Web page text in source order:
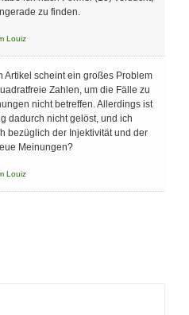
zu finden.
Louiz
Artikel scheint ein großes Problem
Zahlen, um die Fälle zu
nicht betreffen. Allerdings ist
dadurch nicht gelöst, und ich
bezüglich der Injektivität und der
Meinungen?
Louiz